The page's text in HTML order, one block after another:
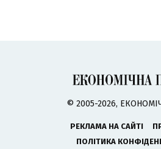
© 2005-2026,
РЕКЛАМА НА САЙТІ
ПОЛІТИКА